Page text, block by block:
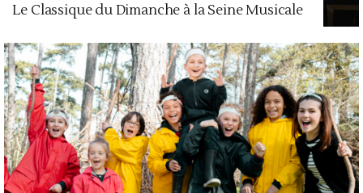
Le Classique du Dimanche à la Seine Musicale